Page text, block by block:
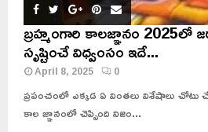
బ్రహ్మంగారి కాలజ్ఞానం 2025లో
సృష్టించే విధ్వంసం ఇదే...
April 8, 2025 0
ప్రపంచంలో ఎక్కడ ఏ వింతలు విశేషాలు చోటు
కాల జ్ఞానంలో చెప్పింది నిజం...